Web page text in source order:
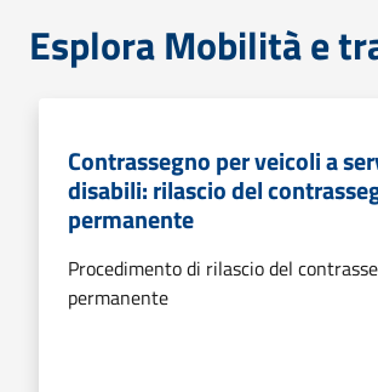
Esplora Mobilità e
Contrassegno per veicoli a
disabili: rilascio del
permanente
Procedimento di rilascio del
permanente